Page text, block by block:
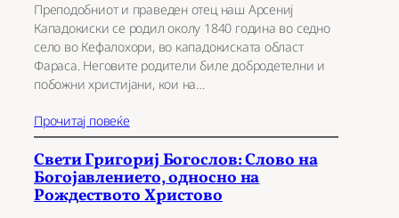
Преподобниот и праведен отец наш Арсениј
Кападокиски се родил околу 1840 година во седно
село во Кефалохори, во кападокиската област
Фараса. Неговите родители биле добродетелни и
побожни христијани, кои на…
Прочитај повеќе
Свети Григориј Богослов: Слово на
Богојавлението, односно на
Рождеството Христово